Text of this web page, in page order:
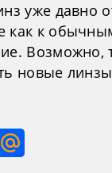
уже давно
как к
Возможно,
новые